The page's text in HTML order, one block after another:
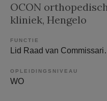
OCON
kliniek, Hengelo
FUNCTIE
Lid
OPLEIDINGSNIVEAU
WO